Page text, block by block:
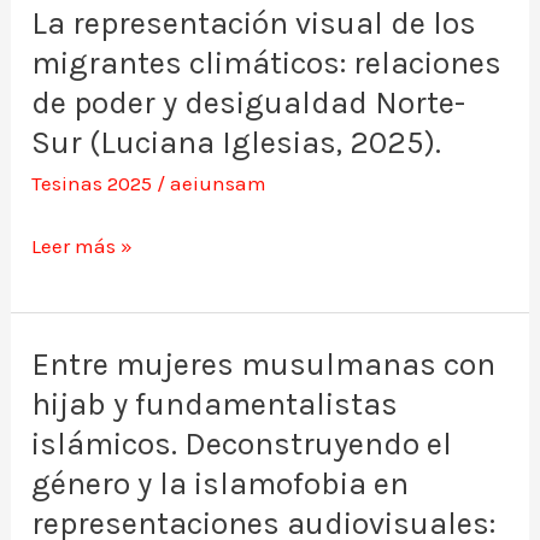
La representación visual de los
migrantes climáticos: relaciones
de poder y desigualdad Norte-
Sur (Luciana Iglesias, 2025).
Tesinas 2025 /aeiunsam
La
representación
visual
de
climáticos:
de
poder
y
desigualdad
Norte-
Sur
Leer más »
Entre mujeres musulmanas con
hijab y fundamentalistas
islámicos. Deconstruyendo el
género y la islamofobia en
representaciones audiovisuales:
Entre
mujeres
musulmanas
con